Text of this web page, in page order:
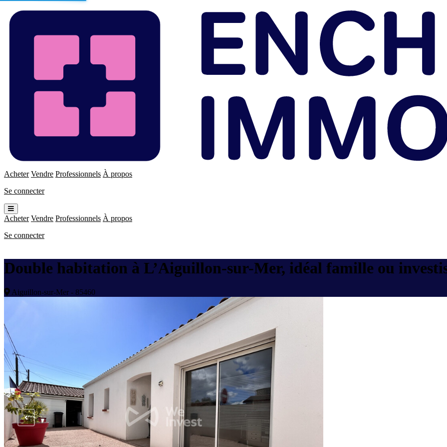
Immo
Acheter Vendre Professionnels À propos
Se connecter
Ouvrir
le
menu
Acheter Vendre Professionnels À propos
Se connecter
Double habitation à L’Aiguillon-sur-Mer, idéal famille ou
Aiguillon-sur-Mer - 85460